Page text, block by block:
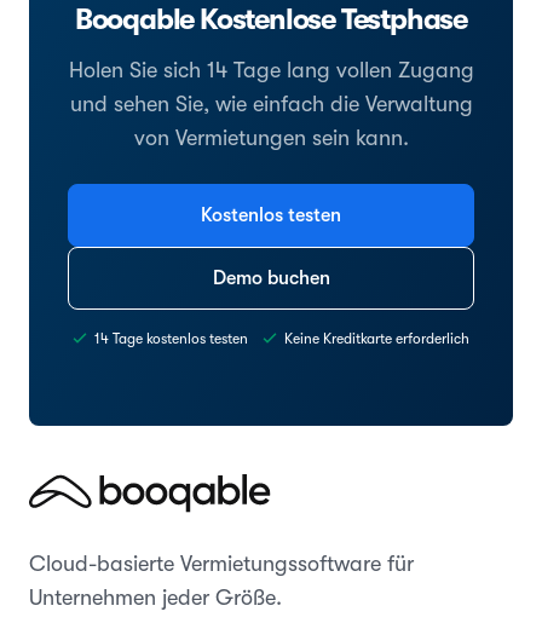
Booqable Kostenlose Testphase
Holen Sie sich 14 Tage lang vollen Zugang
und sehen Sie, wie einfach die Verwaltung
von Vermietungen sein kann.
Kostenlos testen
Demo buchen
14 Tage kostenlos testen Keine Kreditkarte erforderlich
Cloud-basierte Vermietungssoftware für
Unternehmen jeder Größe.